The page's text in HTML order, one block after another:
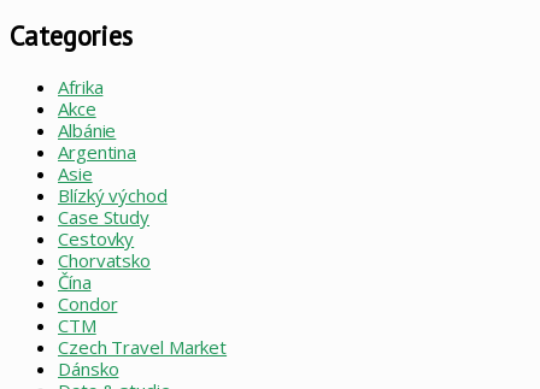
Categories
Afrika
Akce
Albánie
Argentina
Asie
Blízký východ
Case Study
Cestovky
Chorvatsko
Čína
Condor
CTM
Czech Travel Market
Dánsko